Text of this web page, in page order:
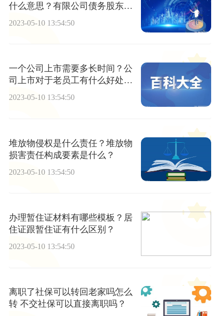
什么意思？有限公司债务股东可
2023-05-10 13:54:50
一个公司上市需要多长时间？公
司上市对于老员工有什么好处和
坏处？
2023-05-10 13:54:50
堆放物侵权是什么责任？堆放物
损害责任构成要素是什么？
2023-05-10 13:54:50
办理暂住证材料有哪些模板？居
住证跟暂住证有什么区别？
2023-05-10 13:54:50
离职了社保可以转回老家吗怎么
转 不交社保可以直接离职吗？